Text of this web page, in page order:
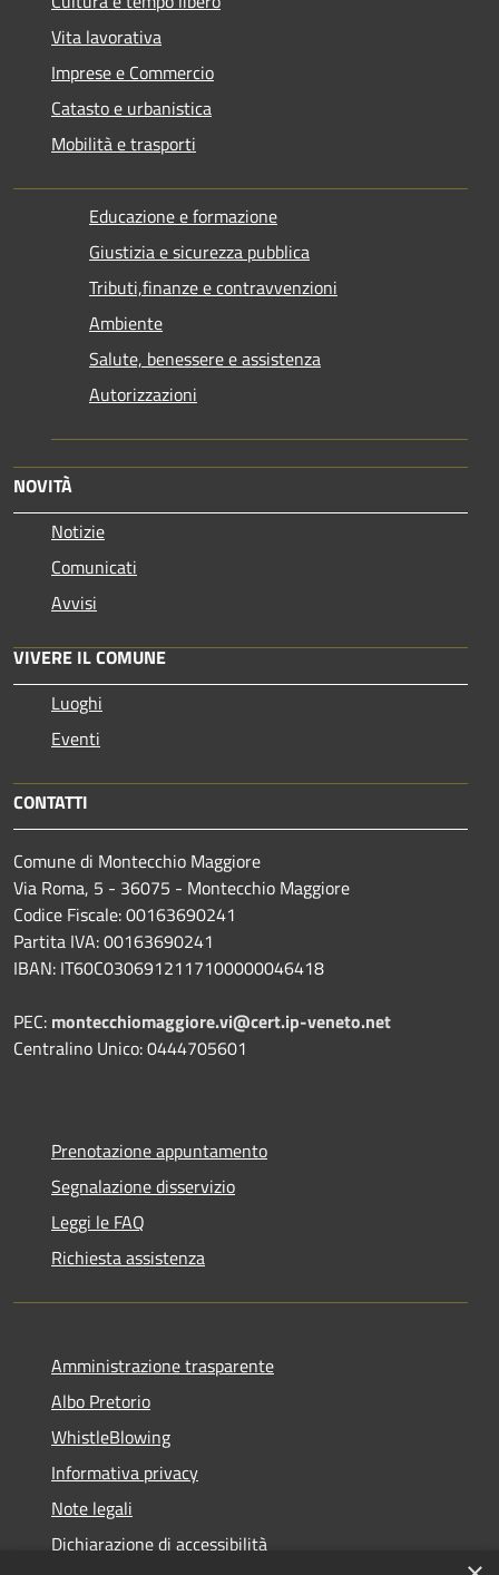
Vita lavorativa
Imprese e Commercio
Catasto e urbanistica
Mobilità e trasporti
Educazione e formazione
Giustizia e sicurezza pubblica
Tributi,finanze e contravvenzioni
Ambiente
Salute, benessere e assistenza
Autorizzazioni
NOVITÀ
Notizie
Comunicati
Avvisi
VIVERE IL COMUNE
Luoghi
Eventi
CONTATTI
Comune di Montecchio Maggiore
Via Roma, 5 - 36075 - Montecchio Maggiore
Codice Fiscale: 00163690241
Partita IVA: 00163690241
IBAN: IT60C0306912117100000046418
PEC: montecchiomaggiore.vi@cert.ip-veneto.net
Centralino Unico: 0444705601
Prenotazione appuntamento
Segnalazione disservizio
Leggi le FAQ
Richiesta assistenza
Amministrazione trasparente
Albo Pretorio
WhistleBlowing
Informativa privacy
Note legali
Dichiarazione di accessibilità